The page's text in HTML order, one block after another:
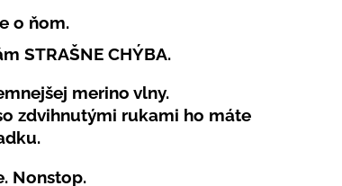
o ňom.
STRAŠNE CHÝBA.
merino vlny.
zdvihnutými rukami ho máte
.
Nonstop.